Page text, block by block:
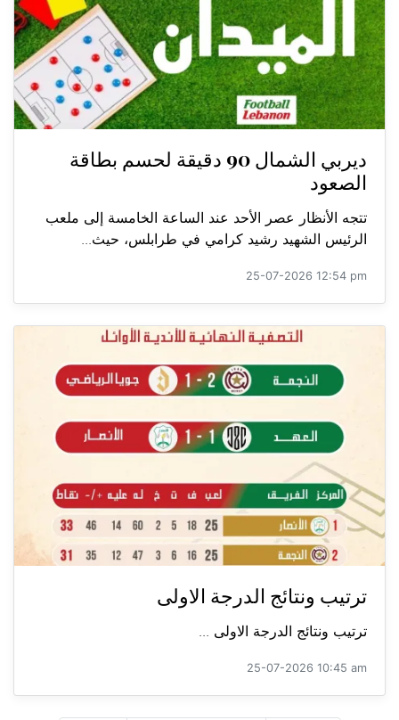
ديربي الشمال 90 دقيقة لحسم بطاقة
الصعود
تتجه الأنظار عصر الأحد عند الساعة الخامسة إلى ملعب
الرئيس الشهيد رشيد كرامي في طرابلس، حيث...
25-07-2026 12:54 pm
ترتيب ونتائج الدرجة الاولى
ترتيب ونتائج الدرجة الاولى ...
25-07-2026 10:45 am